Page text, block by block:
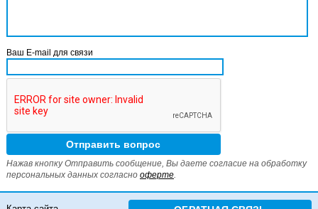
Ваш E-mail для связи
Нажав кнопку Отправить сообщение, Вы даете согласие на обработку
персональных данных согласно оферте.